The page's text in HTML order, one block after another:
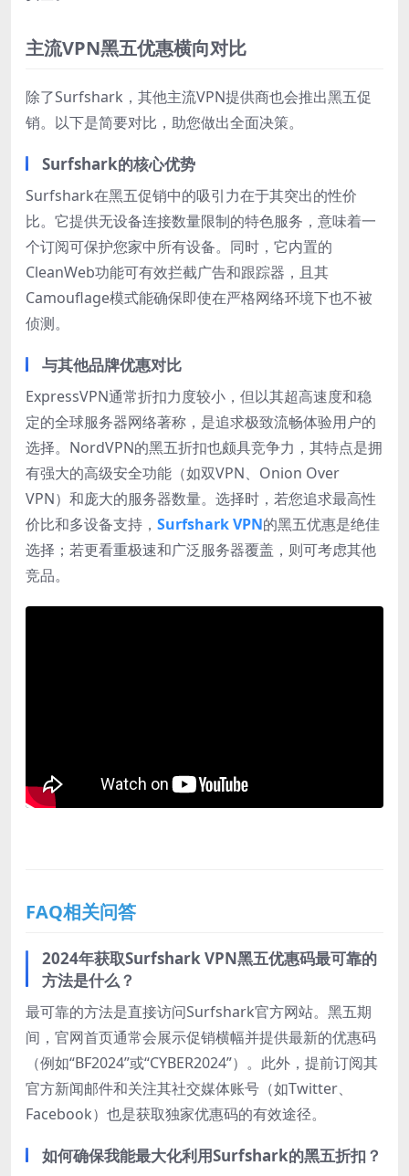
主流VPN黑五优惠横向对比
除了Surfshark，其他主流VPN提供商也会推出黑五促
销。以下是简要对比，助您做出全面决策。
Surfshark的核心优势
Surfshark在黑五促销中的吸引力在于其突出的性价
比。它提供无设备连接数量限制的特色服务，意味着一
个订阅可保护您家中所有设备。同时，它内置的
CleanWeb功能可有效拦截广告和跟踪器，且其
Camouflage模式能确保即使在严格网络环境下也不被
侦测。
与其他品牌优惠对比
ExpressVPN通常折扣力度较小，但以其超高速度和稳
定的全球服务器网络著称，是追求极致流畅体验用户的
选择。NordVPN的黑五折扣也颇具竞争力，其特点是拥
有强大的高级安全功能（如双VPN、Onion Over
VPN）和庞大的服务器数量。选择时，若您追求最高性
价比和多设备支持， Surfshark VPN的黑五优惠是绝佳
选择；若更看重极速和广泛服务器覆盖，则可考虑其他
竞品。
FAQ相关问答
2024年获取Surfshark VPN黑五优惠码最可靠的
方法是什么？
最可靠的方法是直接访问Surfshark官方网站。黑五期
间，官网首页通常会展示促销横幅并提供最新的优惠码
（例如“BF2024”或“CYBER2024”）。此外，提前订阅其
官方新闻邮件和关注其社交媒体账号（如Twitter、
Facebook）也是获取独家优惠码的有效途径。
如何确保我能最大化利用Surfshark的黑五折扣？